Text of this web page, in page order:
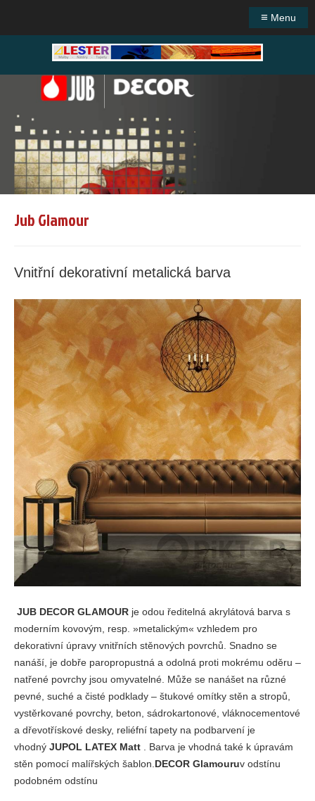
≡ Menu
Jub Glamour
Vnitřní dekorativní metalická barva
JUB DECOR GLAMOUR je odou ředitelná akrylátová barva s
moderním kovovým, resp. »metalickým« vzhledem pro
dekorativní úpravy vnitřních stěnových povrchů. Snadno se
nanáší, je dobře paropropustná a odolná proti mokrému oděru –
natřené povrchy jsou omyvatelné. Může se nanášet na různé
pevné, suché a čisté podklady – štukové omítky stěn a stropů,
vystěrkované povrchy, beton, sádrokartonové, vláknocementové
a dřevotřískové desky, reliéfní tapety na podbarvení je
vhodný JUPOL LATEX Matt
. Barva je vhodná také k úpravám
stěn pomocí malířských šablon. DECOR Glamouruv odstínu
podobném odstínu